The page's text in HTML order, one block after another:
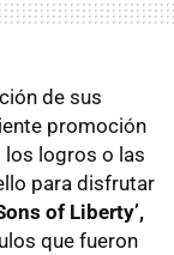
de sus
promoción
los logros o las
para disfrutar
of Liberty’,
que fueron